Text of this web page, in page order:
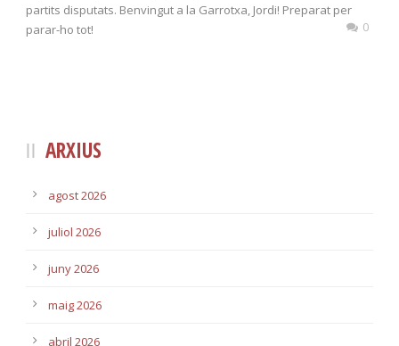
partits disputats. Benvingut a la Garrotxa, Jordi! Preparat per
parar-ho tot!
0
ARXIUS
agost 2026
juliol 2026
juny 2026
maig 2026
abril 2026